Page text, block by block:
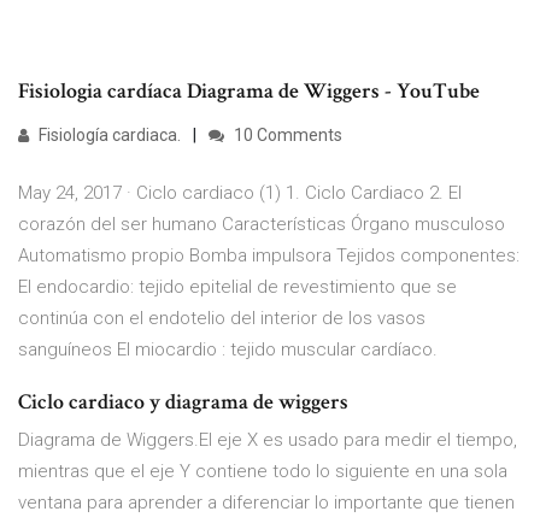
Fisiologia cardíaca Diagrama de Wiggers - YouTube
Fisiología cardiaca. 10 Comments
May 24, 2017 · Ciclo cardiaco (1) 1. Ciclo Cardiaco 2. El
corazón del ser humano Características Órgano musculoso
Automatismo propio Bomba impulsora Tejidos componentes:
El endocardio: tejido epitelial de revestimiento que se
continúa con el endotelio del interior de los vasos
sanguíneos El miocardio : tejido muscular cardíaco.
Ciclo cardiaco y diagrama de wiggers
Diagrama de Wiggers.El eje X es usado para medir el tiempo,
mientras que el eje Y contiene todo lo siguiente en una sola
ventana para aprender a diferenciar lo importante que tienen